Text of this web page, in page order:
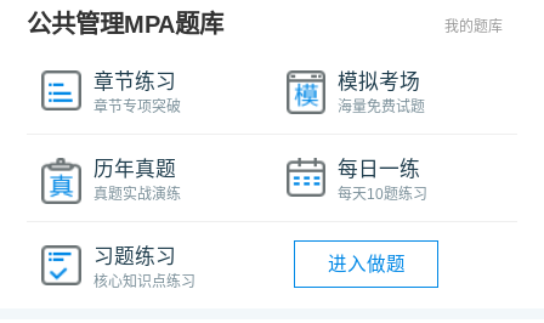
公共管理MPA题库 我的题库
章节练习
章节专项突破
模拟考场
海量免费试题
历年真题
真题实战演练
每日一练
每天10题练习
习题练习
核心知识点练习
进入做题